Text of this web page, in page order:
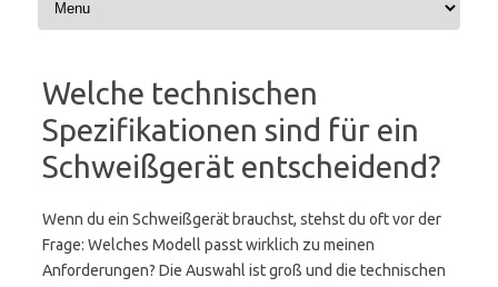
Welche technischen
Spezifikationen sind für ein
Schweißgerät entscheidend?
Wenn du ein Schweißgerät brauchst, stehst du oft vor der
Frage: Welches Modell passt wirklich zu meinen
Anforderungen? Die Auswahl ist groß und die technischen